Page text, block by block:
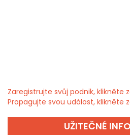
Zaregistrujte svůj podnik, klikněte
Propagujte svou událost, klikněte
UŽITEČNÉ